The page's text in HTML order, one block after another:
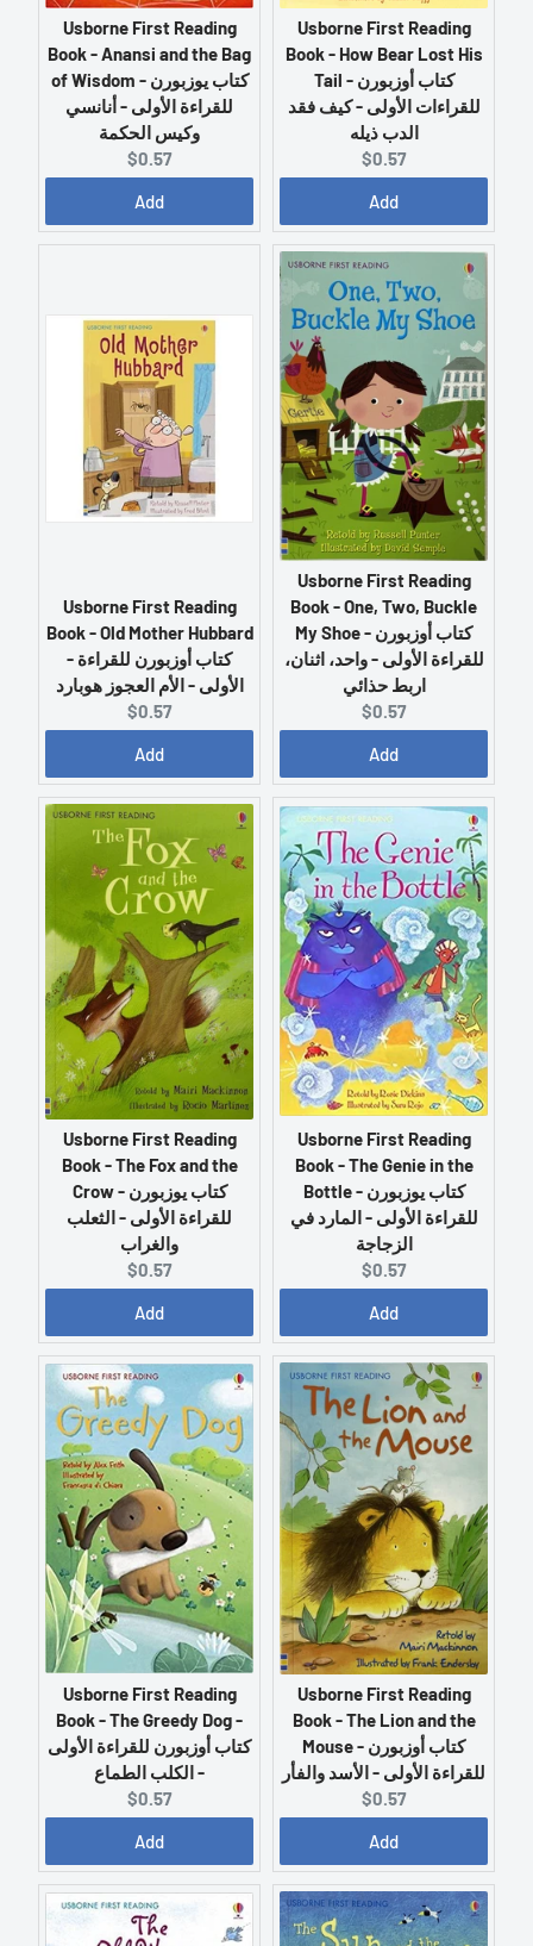
Usborne First Reading
Book - Anansi and the Bag
of Wisdom - كتاب يوزبورن
للقراءة الأولى - أنانسي
وكيس الحكمة
C
u
r
t
p
r
i
c
e
:
$0.57
Add
Usborne First Reading
Book - How Bear Lost His
Tail - كتاب أوزبورن
للقراءات الأولى - كيف فقد
الدب ذيله
C
u
r
e
n
t
r
i
c
e
:
$0.57
Add
Usborne First Reading
Book - Old Mother Hubbard
- كتاب أوزبورن للقراءة
الأولى - الأم العجوز هوبارد
C
u
r
e
n
t
p
r
i
c
e
:
$0.57
Add
Usborne First Reading
Book - One, Two, Buckle
My Shoe - كتاب أوزبورن
للقراءة الأولى - واحد، اثنان،
اربط حذائي
C
u
r
e
t
p
r
c
e
:
$0.57
Add
Usborne First Reading
Book - The Fox and the
Crow - كتاب يوزبورن
للقراءة الأولى - الثعلب
والغراب
C
u
r
e
n
t
p
i
c
e
:
$0.57
Add
Usborne First Reading
Book - The Genie in the
Bottle - كتاب يوزبورن
للقراءة الأولى - المارد في
الزجاجة
C
u
r
e
n
t
p
i
c
e
:
$0.57
Add
Usborne First Reading
Book - The Greedy Dog -
كتاب أوزبورن للقراءة الأولى
- الكلب الطماع
C
u
r
e
n
$0.57
Add
Usborne First Reading
Book - The Lion and the
Mouse - كتاب أوزبورن
للقراءة الأولى - الأسد والفأر
C
u
r
e
n
$0.57
Add